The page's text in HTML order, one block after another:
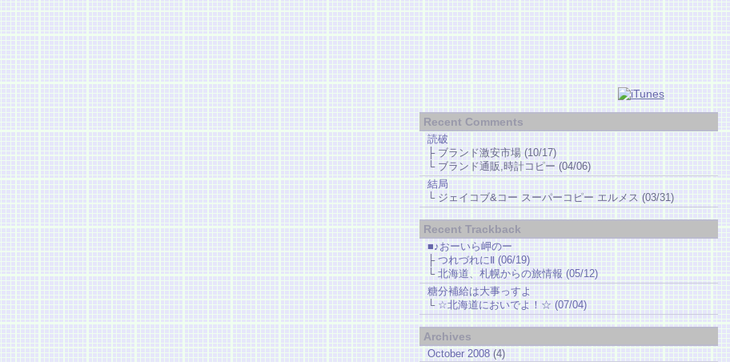
Recent Comments
読破
├ ブランド激安市場 (10/17)
└ ブランド通販,時計コピー (04/06)
結局
└ ジェイコブ&コー スーパーコピー エルメス (03/31)
Recent Trackback
■♪おーいら岬のー
├つれづれにⅡ (06/19)
└北海道、札幌からの旅情報 (05/12)
糖分補給は大事っすよ
└☆北海道においでよ！☆ (07/04)
Archives
October 2008(4)